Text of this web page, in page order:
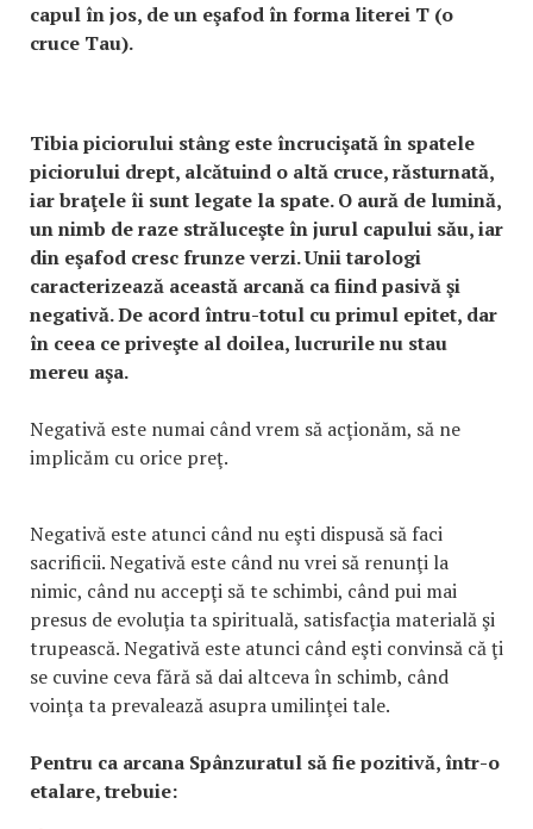
capul în jos, de un eşafod în forma literei T (o
cruce Tau).
Tibia piciorului stâng este încrucişată în spatele
piciorului drept, alcătuind o altă cruce, răsturnată,
iar braţele îi sunt legate la spate. O aură de lumină,
un nimb de raze străluceşte în jurul capului său, iar
din eşafod cresc frunze verzi. Unii tarologi
caracterizează această arcană ca fiind pasivă şi
negativă. De acord întru-totul cu primul epitet, dar
în ceea ce priveşte al doilea, lucrurile nu stau
mereu aşa.
Negativă este numai când vrem să acţionăm, să ne
implicăm cu orice preţ.
Negativă este atunci când nu eşti dispusă să faci
sacrificii. Negativă este când nu vrei să renunţi la
nimic, când nu accepţi să te schimbi, când pui mai
presus de evoluţia ta spirituală, satisfacţia materială şi
trupească. Negativă este atunci când eşti convinsă că ţi
se cuvine ceva fără să dai altceva în schimb, când
voinţa ta prevalează asupra umilinţei tale.
Pentru ca arcana Spânzuratul să fie pozitivă, într-o
etalare, trebuie: